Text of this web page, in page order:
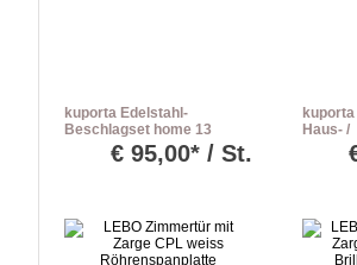
kuporta Edelstahl-
Beschlagset home 13
Drücker/Drücker
€ 95,00* / St.
Haus- /